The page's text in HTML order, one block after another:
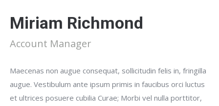
Miriam Richmond
Account Manager
Maecenas non augue consequat, sollicitudin felis in, fringilla
augue. Vestibulum ante ipsum primis in faucibus orci luctus
et ultrices posuere cubilia Curae; Morbi vel nulla porttitor,